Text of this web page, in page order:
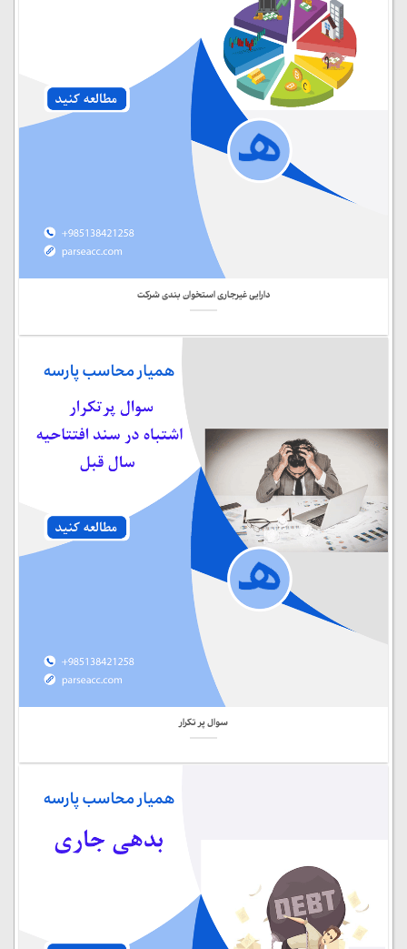
دارایی غیرجاری استخوان بندی شرکت
سوال پر تکرار